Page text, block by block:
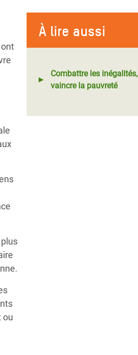
À lire aussi
Combattre les inégalités,
vaincre la pauvreté
ou